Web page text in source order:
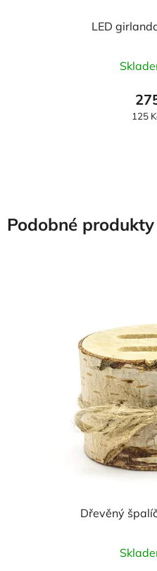
LED
125
Podobné produkty
Dřevěný